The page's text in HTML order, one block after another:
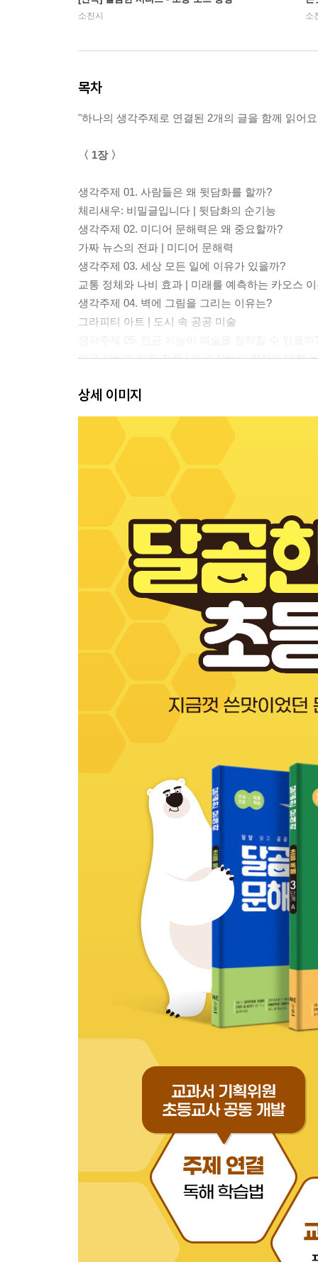
소진시 소
목차
"하나의 생각주제로 연결된 2개의 글을 함께 읽어
〈 1장 〉
생각주제 01. 사람들은 왜 뒷담화를 할까?
체리새우: 비밀글입니다 | 뒷담화의 순기능
생각주제 02. 미디어 문해력은 왜 중요할까?
가짜 뉴스의 전파 | 미디어 문해력
생각주제 03. 세상 모든 일에 이유가 있을까?
교통 정체와 나비 효과 | 미래를 예측하는 카오스
생각주제 04. 벽에 그림을 그리는 이유는?
그라피티 아트 | 도시 속 공공 미술
인공 지능이 만든 작품 | 인공 지능의 창작에 대한
〈 2장 〉
생각주제 06. 왜 1등만 기억하는가?
생각주제 07. 헌법 제1조는 왜 중요할까?
생각주제 08. 우리는 왜 중독될까?
게임 중독 현상 | 도파민 중독
생각주제 09. 백자와 청자는 어떻게 다를까?
백자 항아리의 아름다움 | 고려 청자와 조선 백자
생각주제 10. 소크라테스는 왜 위대할까?
소크라테스의 문답법 | 그리스의 철학자들
생각주제 11. 전쟁은 왜 일어나지 말아야 하는가?
생각주제 12. 신분 제도는 왜 필요했을까?
전쟁으로 탄생한 운동 | 잠수함의 원리
생각주제 14. 미래 화폐는 어떤 모습일까?
화폐의 역사 | 가상 화폐
생각주제 15. 미래의 먹거리로 어떤 것이 좋을까?
유전자 조작 식물 | 친환경 농업
생각주제 16. 나쁜 로봇이 있을까?
아이, 로봇 | 로봇 공학 3원칙
생각주제 17. 기사도 정신이란 무엇인가?
돈키호테 | 기사도 정신과 십자군 전쟁
생각주제 18. 왜 경험이 소유보다 중요해졌을까?
소유에서 경험으로 | 구독 경제
생각주제 19. 왜 유전자는 이기적일까?
이기적인 행동 | 이타적인 행동
생각주제 20. 군주론은 현대에 어떻게 적용될까?
마키아벨리의 『군주론』 | 착한 대통령에게 건네
상세 이미지